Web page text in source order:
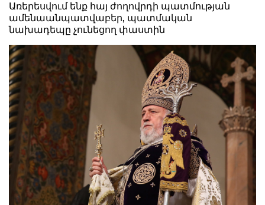
Առերեսվում ենք հայ ժողովրդի պատմության
ամենաանպատվաբեր, պատմական
նախադեպը չունեցող փաստին